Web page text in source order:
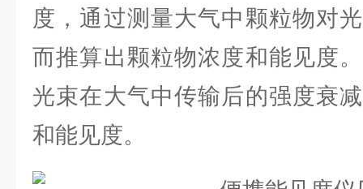
度，通过测量大气中颗粒物对
而推算出颗粒物浓度和能见度
光束在大气中传输后的强度衰
和能见度。